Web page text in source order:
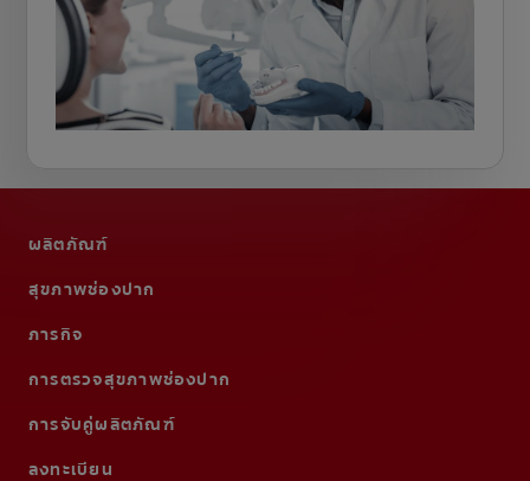
ผลิตภัณฑ์
สุขภาพช่องปาก
ภารกิจ
การตรวจสุขภาพช่องปาก
การจับคู่ผลิตภัณฑ์
ลงทะเบียน